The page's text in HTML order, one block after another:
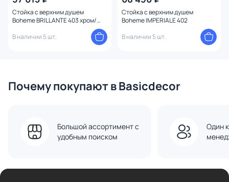
Стойка с верхним душем
Boheme BRILLANTE 403 хром/
В наличии 5 шт.
Стойка с верхним душем
Boheme IMPERIALE 402
В наличии 5 шт.
Почему покупают в Basicdecor
Большой ассортимент с
удобным поиском
Один